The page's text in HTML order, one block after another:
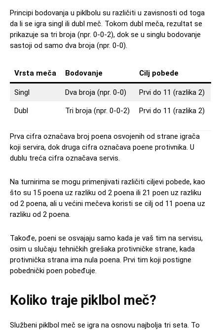
Principi bodovanja u piklbolu su različiti u zavisnosti od toga
da li se igra singl ili dubl meč. Tokom dubl meča, rezultat se
prikazuje sa tri broja (npr. 0-0-2), dok se u singlu bodovanje
sastoji od samo dva broja (npr. 0-0).
Vrsta meča Bodovanje Cilj pobede
Singl Dva broja (npr. 0-0) Prvi do 11 (razlika 2)
Dubl Tri broja (npr. 0-0-2) Prvi do 11 (razlika 2)
Prva cifra označava broj poena osvojenih od strane igrača
koji servira, dok druga cifra označava poene protivnika. U
dublu treća cifra označava servis.
Na turnirima se mogu primenjivati različiti ciljevi pobede, kao
što su 15 poena uz razliku od 2 poena ili 21 poen uz razliku
od 2 poena, ali u većini mečeva koristi se cilj od 11 poena uz
razliku od 2 poena.
Takođe, poeni se osvajaju samo kada je vaš tim na servisu,
osim u slučaju tehničkih grešaka protivničke strane, kada
protivnička strana ima nula poena. Prvi tim koji postigne
pobednički poen pobeđuje.
Koliko traje piklbol meč?
Službeni piklbol meč se igra na osnovu najbolja tri seta. To